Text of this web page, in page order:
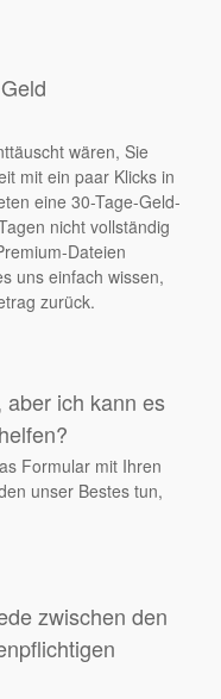
wären, Sie
mit ein paar Klicks in
eine 30-Tage-Geld-
nicht vollständig
Dateien
uns einfach wissen,
zurück.
ich kann es
Formular mit Ihren
unser Bestes tun,
zwischen den